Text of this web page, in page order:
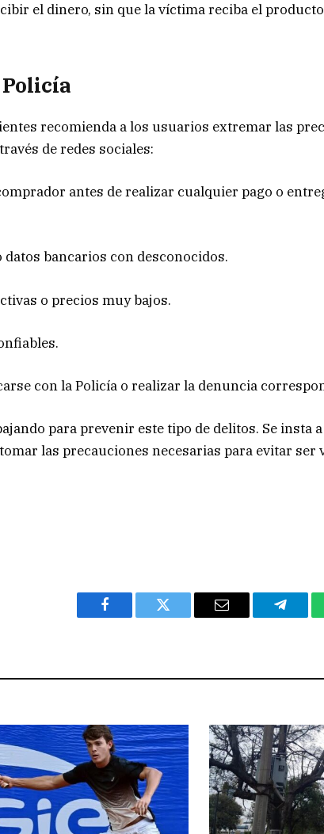
el dinero, sin que la víctima reciba el
recomienda a los usuarios extremar las
de redes sociales:
antes de realizar cualquier pago o
bancarios con desconocidos.
o precios muy bajos.
con la Policía o realizar la denuncia
para prevenir este tipo de delitos. Se insta
las precauciones necesarias para evitar ser
Facebook Twitter Email